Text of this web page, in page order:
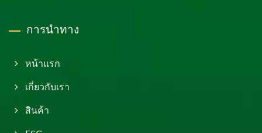
การนำทาง
หน้าแรก
เกี่ยวกับเรา
สินค้า